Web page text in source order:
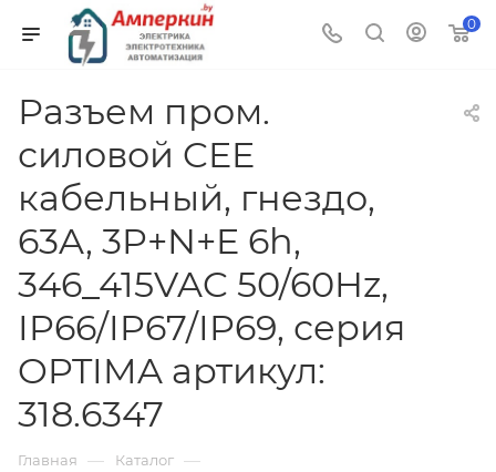
0
Разъем пром.
силовой CEE
кабельный, гнездо,
63A, 3P+N+E 6h,
346_415VAC 50/60Hz,
IP66/IP67/IP69, серия
OPTIMA артикул:
318.6347
Главная — Каталог —